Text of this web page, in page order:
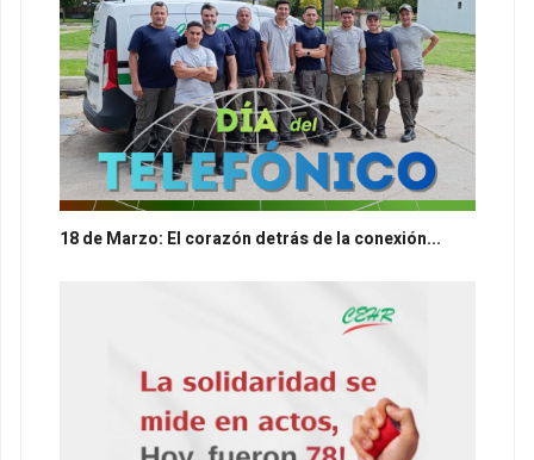
18 de Marzo: El corazón detrás de la conexión...